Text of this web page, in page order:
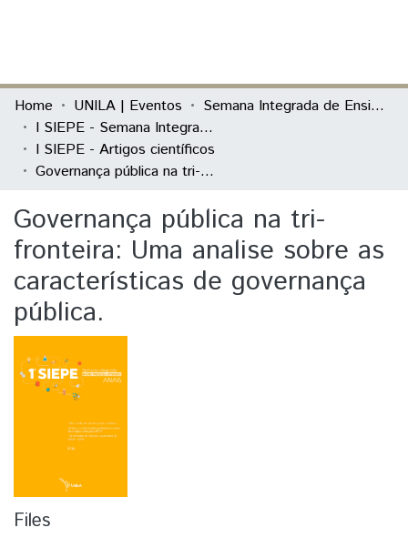
Communities & Collections
All of DSpace
Statistics
Home UNILA | Eventos
Semana Integrada de Ensino, Pesquisa e Extensão (SIEPE)
I SIEPE - Semana Integrada de Ensino, Pesquisa e Extensão
I SIEPE - Artigos científicos
Governança pública na tri-fronteira: Uma analise sobre as características de governança pública.
Governança pública na tri-
fronteira: Uma analise sobre as
características de governança
pública.
Files